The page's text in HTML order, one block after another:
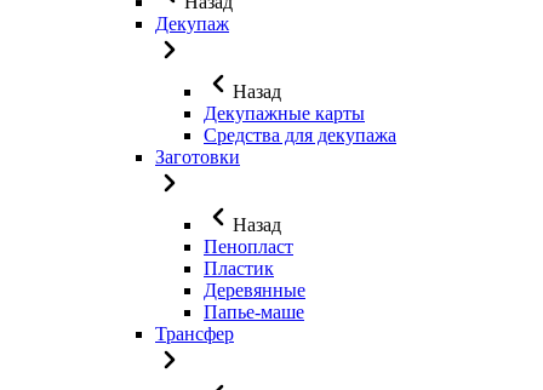
Декупаж
Назад
Декупажные карты
Средства для декупажа
Заготовки
Назад
Пенопласт
Пластик
Деревянные
Папье-маше
Трансфер